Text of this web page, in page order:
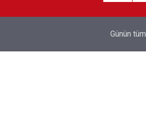
kontrol edecek
Günün tüm